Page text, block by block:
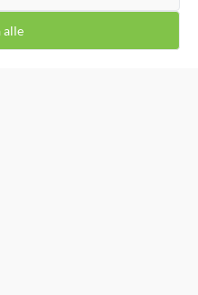
alle